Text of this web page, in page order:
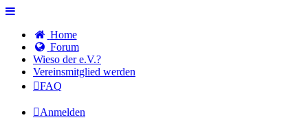
Home
Forum
Wieso der e.V.?
Vereinsmitglied werden
FAQ
Anmelden